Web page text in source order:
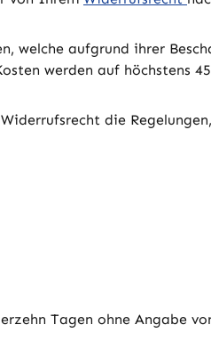
welche aufgrund ihrer
werden auf höchstens
die
Tagen ohne Angabe